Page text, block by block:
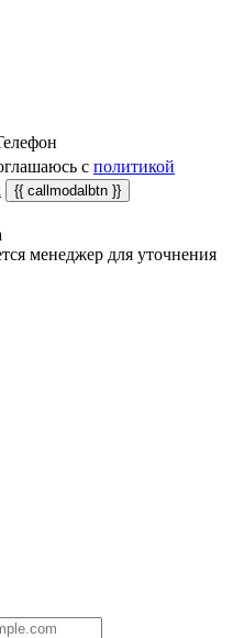
с политикой
{{ callmodalbtn }}
менеджер для уточнения